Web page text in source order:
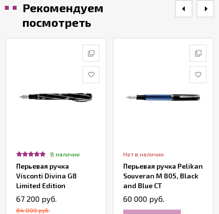
Рекомендуем
посмотреть
В наличии
Перьевая ручка
Visconti Divina G8
Limited Edition
67 200 руб.
84 000 руб.
Нет в наличии
Перьевая ручка Pelikan
Souveran M 805, Black
and Blue СT
60 000 руб.